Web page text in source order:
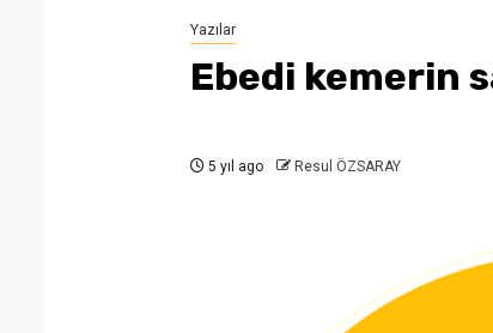
Yazılar
Ebedi kemerin
5 yıl ago Resul ÖZSARAY